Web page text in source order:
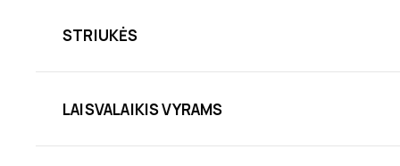
STRIUKĖS
LAISVALAIKIS VYRAMS